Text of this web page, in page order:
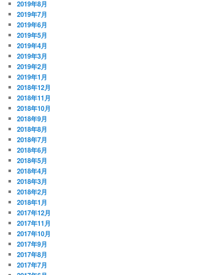
2019年8月
2019年7月
2019年6月
2019年5月
2019年4月
2019年3月
2019年2月
2019年1月
2018年12月
2018年11月
2018年10月
2018年9月
2018年8月
2018年7月
2018年6月
2018年5月
2018年4月
2018年3月
2018年2月
2018年1月
2017年12月
2017年11月
2017年10月
2017年9月
2017年8月
2017年7月